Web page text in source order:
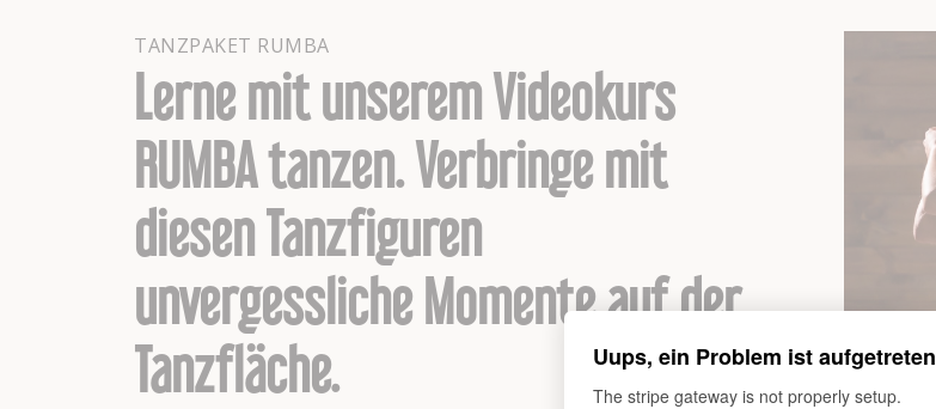
TANZPAKET RUMBA
Lerne mit unserem Videokurs
RUMBA tanzen. Verbringe mit
diesen Tanzfiguren
unvergessliche Momente auf der
Tanzfläche.
Uups, ein Problem ist aufgetreten
The stripe gateway is not properly setup.